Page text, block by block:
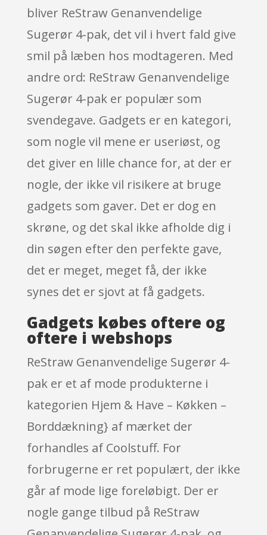
bliver ReStraw Genanvendelige
Sugerør 4-pak, det vil i hvert fald give
smil på læben hos modtageren. Med
andre ord: ReStraw Genanvendelige
Sugerør 4-pak er populær som
svendegave. Gadgets er en kategori,
som nogle vil mene er useriøst, og
det giver en lille chance for, at der er
nogle, der ikke vil risikere at bruge
gadgets som gaver. Det er dog en
skrøne, og det skal ikke afholde dig i
din søgen efter den perfekte gave,
det er meget, meget få, der ikke
synes det er sjovt at få gadgets.
Gadgets købes oftere og
oftere i webshops
ReStraw Genanvendelige Sugerør 4-
pak er et af mode produkterne i
kategorien Hjem & Have – Køkken –
Borddækning} af mærket der
forhandles af Coolstuff. For
forbrugerne er ret populært, der ikke
går af mode lige foreløbigt. Der er
nogle gange tilbud på ReStraw